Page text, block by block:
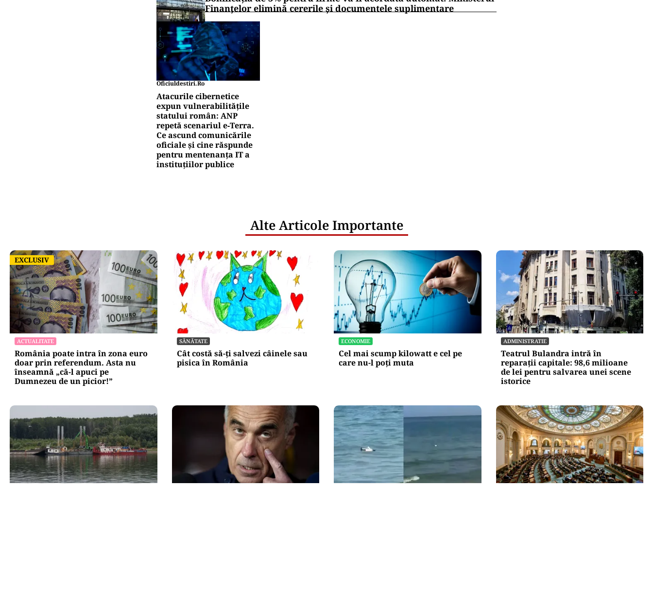
Finanțelor elimină cererile și documentele suplimentare
Oficiuldestiri.ro
Atacurile cibernetice
expun vulnerabilitățile
statului român: ANP
repetă scenariul e‑Terra.
Ce ascund comunicările
oficiale și cine răspunde
pentru mentenanța IT a
instituțiilor publice
Alte Articole Importante
EXCLUSIV
EXCLUSIV
ACTUALITATE
România poate intra în zona euro
doar prin referendum. Asta nu
înseamnă „că-l apuci pe
Dumnezeu de un picior!”
SĂNĂTATE
Cât costă să-ți salvezi câinele sau
pisica în România
ECONOMIE
Cel mai scump kilowatt e cel pe
care nu-l poți muta
ADMINISTRATIE
Teatrul Bulandra intră în
reparații capitale: 98,6 milioane
de lei pentru salvarea unei scene
istorice